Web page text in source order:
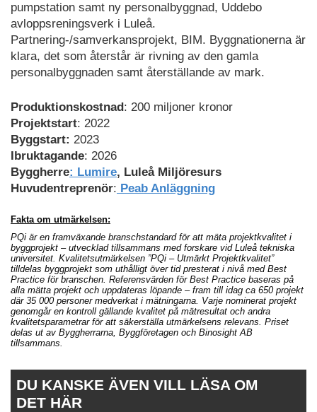
pumpstation samt ny personalbyggnad, Uddebo
avloppsreningsverk i Luleå.
Partnering-/samverkansprojekt, BIM. Byggnationerna är
klara, det som återstår är rivning av den gamla
personalbyggnaden samt återställande av mark.
Produktionskostnad: 200 miljoner kronor
Projektstart: 2022
Byggstart: 2023
Ibruktagande: 2026
Byggherre: Lumire, Luleå Miljöresurs
Huvudentreprenör: Peab Anläggning
Fakta om utmärkelsen:
PQi är en framväxande branschstandard för att mäta projektkvalitet i
byggprojekt – utvecklad tillsammans med forskare vid Luleå tekniska
universitet. Kvalitetsutmärkelsen ”PQi – Utmärkt Projektkvalitet”
tilldelas byggprojekt som uthålligt över tid presterat i nivå med Best
Practice för branschen. Referensvärden för Best Practice baseras på
alla mätta projekt och uppdateras löpande – fram till idag ca 650 projekt
där 35 000 personer medverkat i mätningarna. Varje nominerat projekt
genomgår en kontroll gällande kvalitet på mätresultat och andra
kvalitetsparametrar för att säkerställa utmärkelsens relevans. Priset
delas ut av Byggherrarna, Byggföretagen och Binosight AB
tillsammans.
DU KANSKE ÄVEN VILL LÄSA OM
DET HÄR